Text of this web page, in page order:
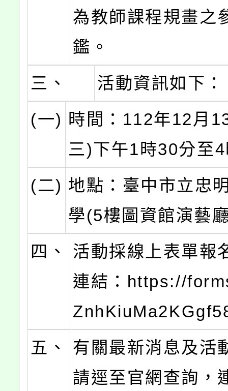
為教師課程規畫之
鑑。
三、
活動資訊如下：
(一) 時間：112年12月
三)下午1時30分至
(二) 地點：臺中市立忠
學(5樓圖資館演藝
四、
活動採線上表單報
連結：https://
五、
有關最新消息及活
請逕至官網查詢，